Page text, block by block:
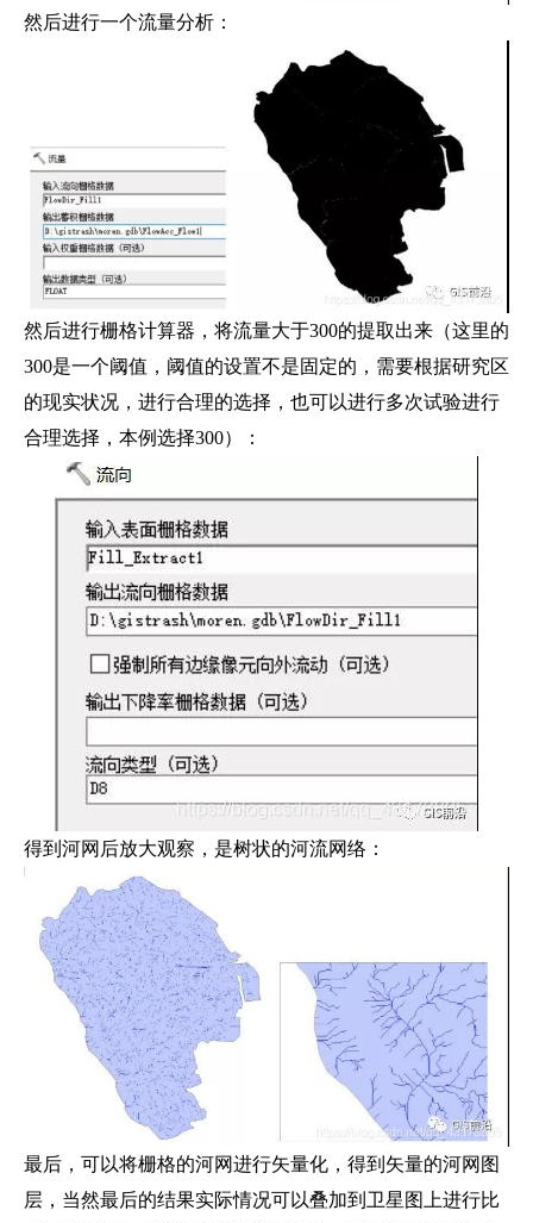
然后进行一个流量分析：
然后进行栅格计算器，将流量大于300的提取出来（这里的
300是一个阈值，阈值的设置不是固定的，需要根据研究区
的现实状况，进行合理的选择，也可以进行多次试验进行
合理选择，本例选择300）：
得到河网后放大观察，是树状的河流网络：
最后，可以将栅格的河网进行矢量化，得到矢量的河网图
层，当然最后的结果实际情况可以叠加到卫星图上进行比